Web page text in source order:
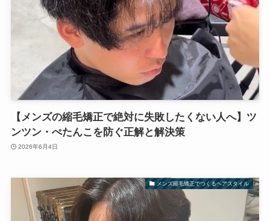
【メンズの縮毛矯正で絶対に失敗したくない人へ】ツ
ンツン・ぺたんこを防ぐ正解と解決策
2026年6月4日
メンズ縮毛矯正でつくるヘアスタイル